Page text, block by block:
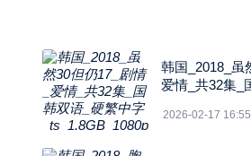
韩国_2018_虽
爱情_共32集_
2026-02-17